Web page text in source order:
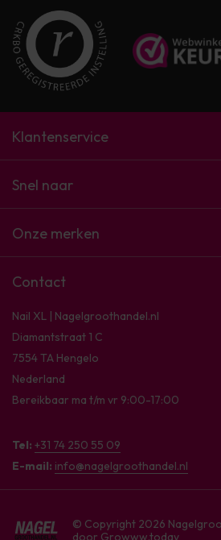
Klantenservice
Snel naar
Onze merken
Contact
Nail XL | Nagelgroothandel.nl
Diamantstraat 1 C
7554 TA Hengelo
Nederland
Bereikbaar ma t/m vr 9:00-17:00
Tel: +31 74 250 55 09
E-mail: info@nagelgroothandel.nl
© Copyright 2026
door Growww.today